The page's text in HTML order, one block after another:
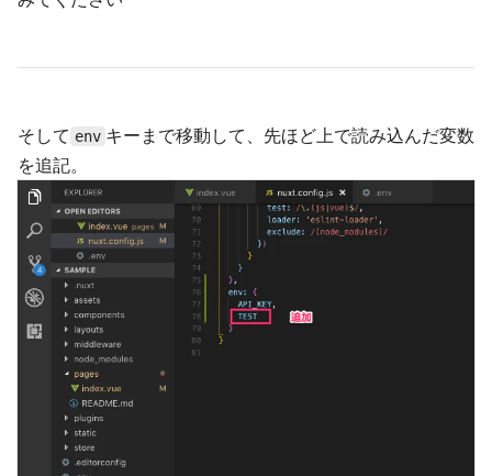
そして env キーまで移動して、先ほど上で読み込んだ変数
を追記。